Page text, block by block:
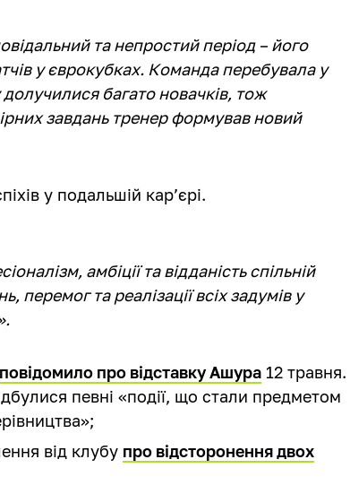
та непростий період – його
у єврокубках. Команда перебувала у
багато новачків, тож
завдань тренер формував новий
у подальшій кар’єрі.
амбіції та відданість спільній
та реалізації всіх задумів у
повідомило про відставку Ашура 12 травня.
певні «події, що стали предметом
від клубу про відсторонення двох